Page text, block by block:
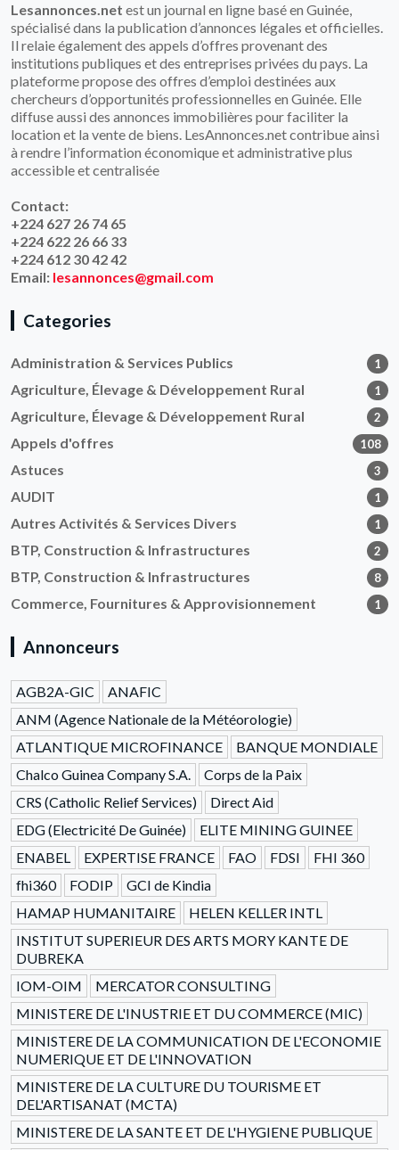
Lesannonces.net est un journal en ligne basé en Guinée,
spécialisé dans la publication d’annonces légales et officielles.
Il relaie également des appels d’offres provenant des
institutions publiques et des entreprises privées du pays. La
plateforme propose des offres d’emploi destinées aux
chercheurs d’opportunités professionnelles en Guinée. Elle
diffuse aussi des annonces immobilières pour faciliter la
location et la vente de biens. LesAnnonces.net contribue ainsi
à rendre l’information économique et administrative plus
accessible et centralisée
Contact:
+224 627 26 74 65
+224 622 26 66 33
+224 612 30 42 42
Email: lesannonces@gmail.com
Categories
Administration & Services Publics 1
Agriculture, Élevage & Développement Rural 1
Agriculture, Élevage & Développement Rural 2
Appels d'offres 108
Astuces 3
AUDIT 1
Autres Activités & Services Divers 1
BTP, Construction & Infrastructures 2
BTP, Construction & Infrastructures 8
Commerce, Fournitures & Approvisionnement 1
Annonceurs
AGB2A-GIC
ANAFIC
ANM (Agence Nationale de la Météorologie)
ATLANTIQUE MICROFINANCE
BANQUE MONDIALE
Chalco Guinea Company S.A.
Corps de la Paix
CRS (Catholic Relief Services)
Direct Aid
EDG (Electricité De Guinée)
ELITE MINING GUINEE
ENABEL
EXPERTISE FRANCE FAO FDSI
FHI 360
fhi360
FODIP
GCI de Kindia
HAMAP HUMANITAIRE
HELEN KELLER INTL
INSTITUT SUPERIEUR DES ARTS MORY KANTE DE
DUBREKA
IOM-OIM
MERCATOR CONSULTING
MINISTERE DE L'INUSTRIE ET DU COMMERCE (MIC)
MINISTERE DE LA COMMUNICATION DE L'ECONOMIE
NUMERIQUE ET DE L'INNOVATION
MINISTERE DE LA CULTURE DU TOURISME ET
DEL'ARTISANAT (MCTA)
MINISTERE DE LA SANTE ET DE L'HYGIENE PUBLIQUE